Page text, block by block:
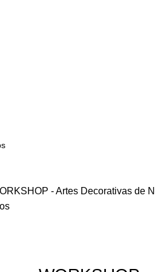
- Artes Decorativas de